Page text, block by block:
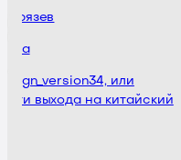
Грязев
или
выхода на китайский